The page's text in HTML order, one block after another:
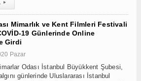
▸
Mimarlık ve Kent Filmleri Festivali
19 Günlerinde Online
Girdi
Pazar
Odası İstanbul Büyükkent Şubesi,
günlerinde Uluslararası İstanbul